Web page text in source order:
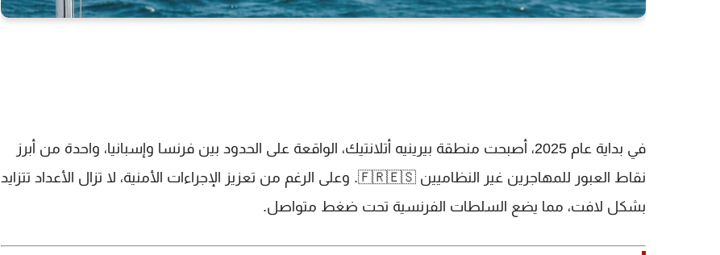
في بداية عام 2025، أصبحت منطقة بيرينيه أتلانتيك، الواقعة على الحدود بين فرنسا وإسبانيا، واحدة من أبرز
نقاط العبور للمهاجرين غير النظاميين 🇫🇷🇪🇸. وعلى الرغم من تعزيز الإجراءات الأمنية، لا تزال الأعداد تتزايد
بشكل لافت، مما يضع السلطات الفرنسية تحت ضغط متواصل.